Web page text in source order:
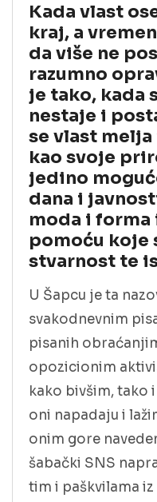
Kada vlast
kraj, a
da više ne
razumno
je tako, kada
nestaje i
se vlast
kao svoje
jedino
dana i
moda i forma
pomoću koje
stvarnost te
U Šapcu je ta
svakodnevnim
pisanih
opozicionim
kako bivšim, tako
oni napadaju i
onim gore
šabački SNS
tim i paškvilama